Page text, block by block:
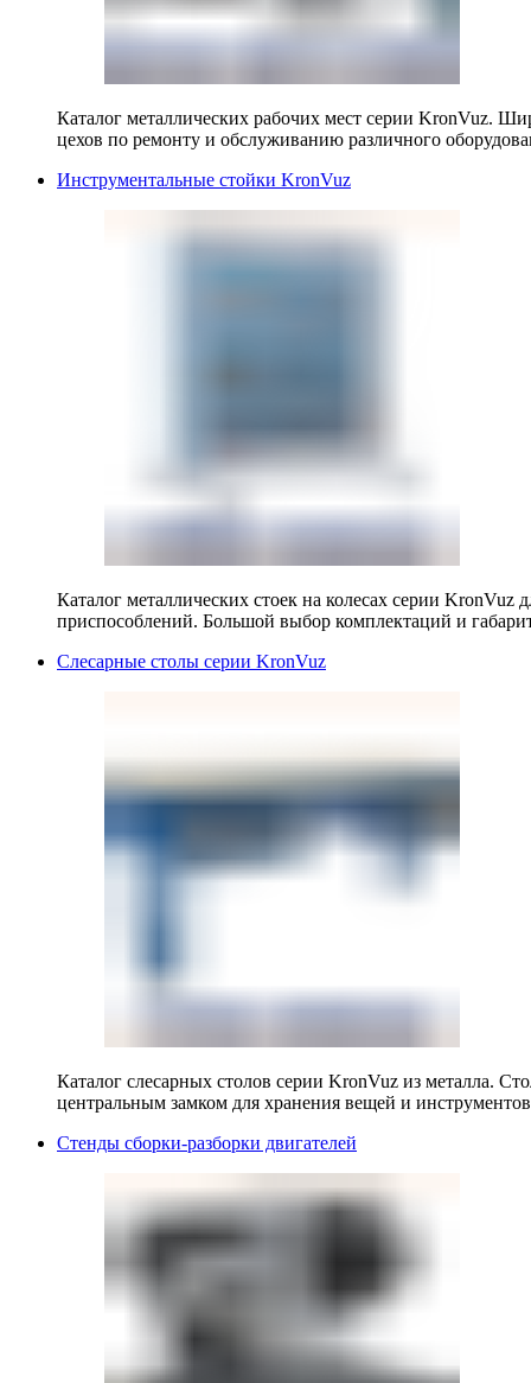
Каталог металлических рабочих мест серии KronVuz.
цехов по ремонту и обслуживанию различного
Инструментальные стойки KronVuz
Каталог металлических стоек на колесах серии KronVuz
приспособлений. Большой выбор комплектаций и
Слесарные столы серии KronVuz
Каталог слесарных столов серии KronVuz из металла.
центральным замком для хранения вещей и
Стенды сборки-разборки двигателей